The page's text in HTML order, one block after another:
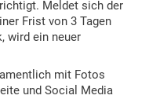
Meldet sich der
Frist von 3 Tagen
wird ein neuer
mit Fotos
und Social Media